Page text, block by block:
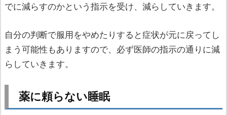
でに減らすのかという指示を受け、減らしていきます。
自分の判断で服用をやめたりすると症状が元に戻ってし
まう可能性もありますので、必ず医師の指示の通りに減
らしていきます。
薬に頼らない睡眠